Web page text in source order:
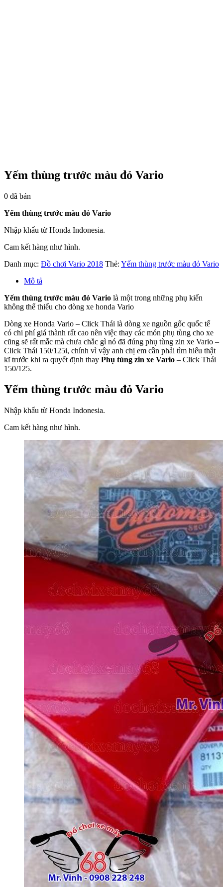
Yếm thùng trước màu đỏ Vario
0 đã bán
Yếm thùng trước màu đỏ Vario
Nhập khẩu từ Honda Indonesia.
Cam kết hàng như hình.
Danh mục: Đồ chơi Vario 2018 Thẻ: Yếm thùng trước màu đỏ Vario
Mô tả
Yếm thùng trước màu đỏ Vario là một trong những phụ kiến
không thể thiếu cho dòng xe honda Vario
Dòng xe Honda Vario – Click Thái là dòng xe nguồn gốc quốc tế
có chi phí giá thành rất cao nên việc thay các món phụ tùng cho xe
cũng sẽ rất mắc mà chưa chắc gì nó đã đúng phụ tùng zin xe Vario –
Click Thái 150/125i, chính vì vậy anh chị em cần phải tìm hiểu thật
kĩ trước khi ra quyết định thay Phụ tùng zin xe Vario – Click Thái
150/125.
Yếm thùng trước màu đỏ Vario
Nhập khẩu từ Honda Indonesia.
Cam kết hàng như hình.